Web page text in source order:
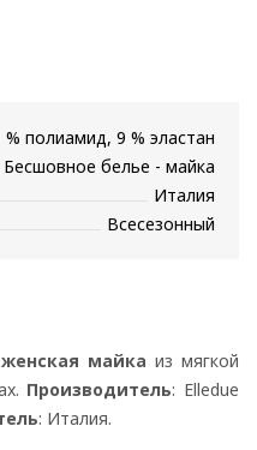
% полиамид, 9 % эластан
Бесшовное белье - майка
Италия
Всесезонный
женская майка из мягкой
Производитель: Elledue
: Италия.